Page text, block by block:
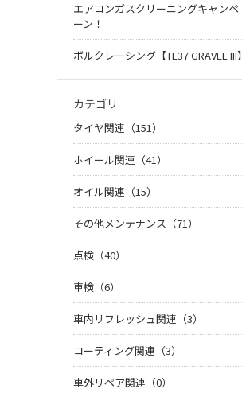
エアコンガスクリーニングキャンペ
ーン！
ボルクレーシング【TE37 GRAVEL III】
カテゴリ
タイヤ関連（151）
ホイール関連（41）
オイル関連（15）
その他メンテナンス（71）
点検（40）
車検（6）
車内リフレッシュ関連（3）
コーティング関連（3）
車外リペア関連（0）